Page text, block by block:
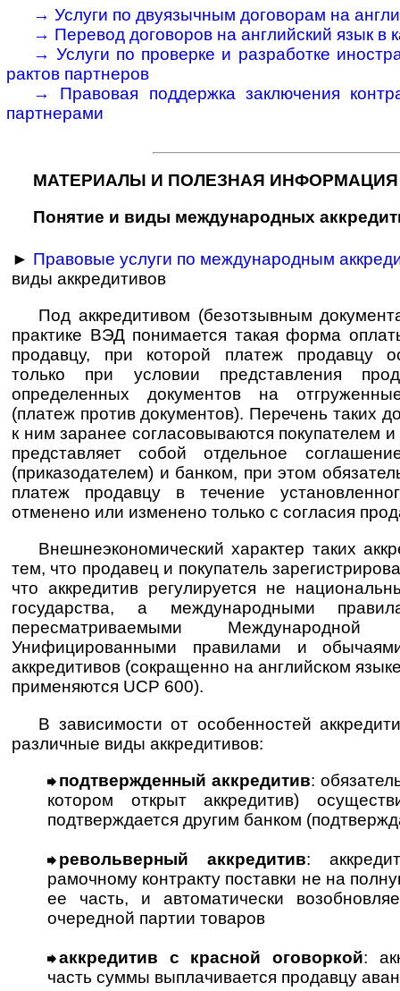
→ Услуги по двуязычным договорам на
→ Перевод договоров на анг­лий­ский язык в
→ Услуги по проверке и разработке
рактов парт­неров
→
Правовая поддержка заключения
парт­нерами
МАТЕРИАЛЫ И ПОЛЕЗНАЯ ИНФОРМАЦИЯ
Понятие и виды международных
► Правовые услуги по международным
виды аккредитивов
Под аккредитивом (безотзывным
практике ВЭД понимается такая форма
продавцу, при которой платеж продавцу
только при условии представления
определенных документов на
(платеж против документов). Перечень таких
к ним заранее согласовываются покупателем
представляет собой отдельное
(приказодателем) и банком, при этом
платеж продавцу в течение
отменено или изменено только с согласия
Внешнеэкономический характер таких
тем, что продавец и покупатель
что аккредитив регулируется не
государства, а международными
пересматриваемыми Международной
Унифицированными правилами и
аккредитивов (сокращенно на английском
применяются UCP 600).
В зависимости от особенностей
различные виды аккредитивов:
подтвержденный аккредитив:
котором открыт аккредитив)
подтверждается другим банком
револьверный аккредитив:
рамочному контракту поставки не на
ее часть, и автоматически
очередной партии товаров
аккредитив с красной оговоркой:
часть суммы выплачивается продавцу